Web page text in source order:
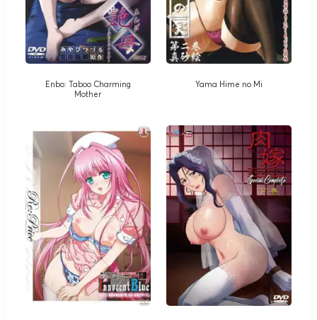
Enbo: Taboo Charming
Mother
Yama Hime no Mi